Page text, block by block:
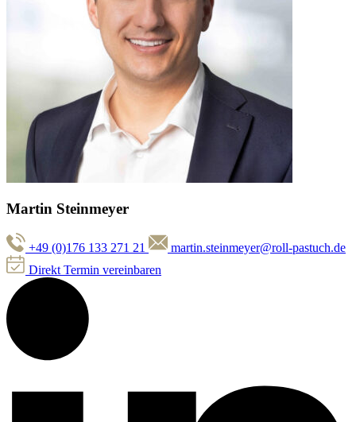
Martin Steinmeyer
+49 (0)176 133 271 21
martin.steinmeyer@roll-pastuch.de
Direkt Termin vereinbaren